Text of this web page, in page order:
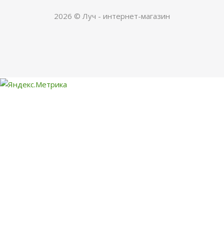
2026 © Луч - интернет-магазин